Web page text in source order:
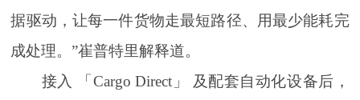
据驱动，让每一件货物走最短路径、用最少能耗完
成处理。”崔普特里解释道。
接入 「Cargo Direct」 及配套自动化设备后，